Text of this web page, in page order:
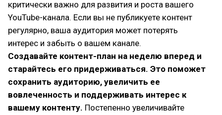
критически важно для развития и роста вашего
YouTube-канала. Если вы не публикуете контент
регулярно, ваша аудитория может потерять
интерес и забыть о вашем канале.
Создавайте контент-план на неделю вперед и
старайтесь его придерживаться. Это поможет
сохранить аудиторию, увеличить ее
вовлеченность и поддерживать интерес к
вашему контенту. Постепенно увеличивайте